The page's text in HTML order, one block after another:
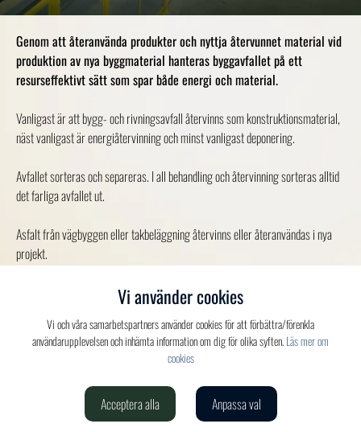
Genom att återanvända produkter och nyttja återvunnet material vid
produktion av nya byggmaterial hanteras byggavfallet på ett
resurseffektivt sätt som spar både energi och material.
Vanligast är att bygg- och rivningsavfall återvinns som konstruktionsmaterial,
näst vanligast är energiåtervinning och minst vanligast deponering.
Avfallet sorteras och separeras. I all behandling och återvinning sorteras alltid
det farliga avfallet ut.
Asfalt från vägbyggen eller takbeläggning återvinns eller återanvändas i nya
projekt.
Tegelstenar, tegelfragment, sten, grus och betongavfall kan återanvändas eller
användas som fyllnadsmaterial.
Planglas från fönster, Isoleringsmaterial, gipsplattor och gipsbaserade
byggmaterial kan återvinnas och användas i ny produktion.
020-150 520
Vi använder cookies
Vi och våra samarbetspartners använder cookies för att förbättra/förenkla
användarupplevelsen och inhämta information om dig för olika syften.Läs mer om
cookies
Acceptera alla Anpassa val